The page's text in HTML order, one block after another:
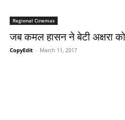
Regional Cinemas
जब कमल हासन ने बेटी अक्षरा
CopyEdit - March 11, 2017